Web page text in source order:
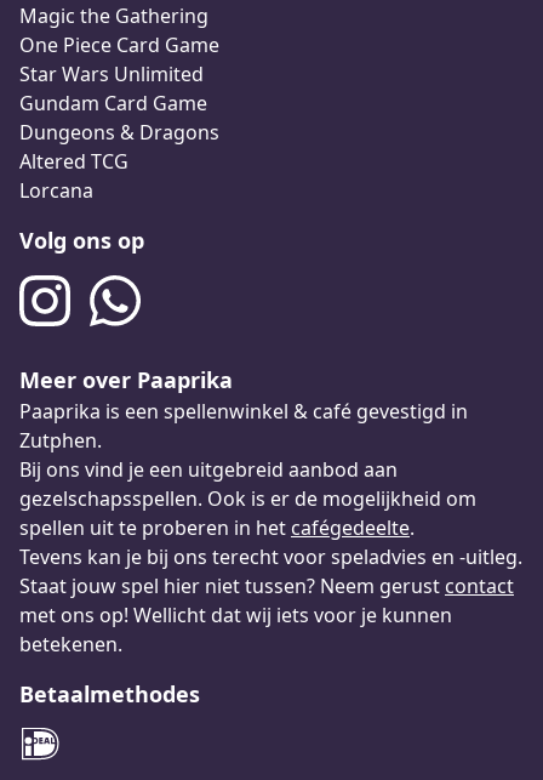
Magic the Gathering
One Piece Card Game
Star Wars Unlimited
Gundam Card Game
Dungeons & Dragons
Altered TCG
Lorcana
Volg ons op
Meer over Paaprika
Paaprika is een spellenwinkel & café gevestigd in
Zutphen.
Bij ons vind je een uitgebreid aanbod aan
gezelschapsspellen. Ook is er de mogelijkheid om
spellen uit te proberen in het cafégedeelte.
Tevens kan je bij ons terecht voor speladvies en -uitleg.
Staat jouw spel hier niet tussen? Neem gerust contact
met ons op! Wellicht dat wij iets voor je kunnen
betekenen.
Betaalmethodes